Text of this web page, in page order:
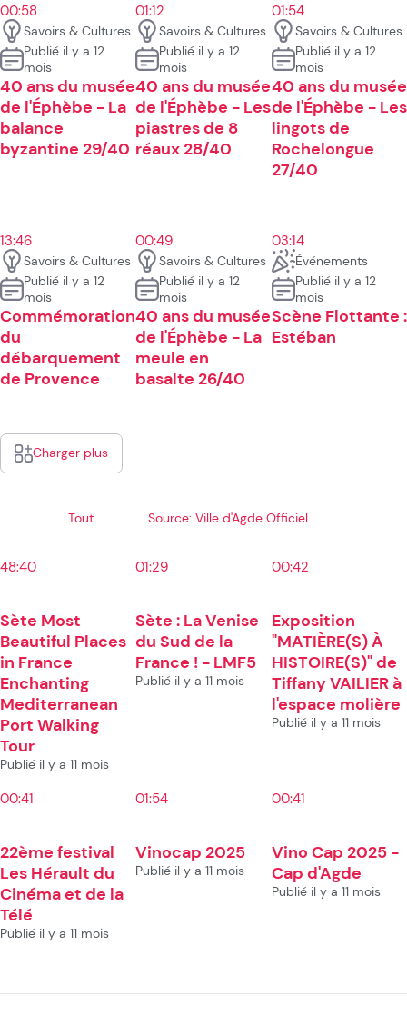
00:58
Savoirs & Cultures
Publié il y a 12
mois
40 ans du musée
de l'Éphèbe - La
balance
byzantine 29/40
01:12
Savoirs & Cultures
Publié il y a 12
mois
40 ans du musée
de l'Éphèbe - Les
piastres de 8
réaux 28/40
01:54
Savoirs & Cultures
Publié il y a 12
mois
40 ans du musée
de l'Éphèbe - Les
lingots de
Rochelongue
27/40
13:46
Savoirs & Cultures
Publié il y a 12
mois
Commémoration
du
débarquement
de Provence
00:49
Savoirs & Cultures
Publié il y a 12
mois
40 ans du musée
de l'Éphèbe - La
meule en
basalte 26/40
03:14
Événements
Publié il y a 12
mois
Scène Flottante :
Estéban
Charger plus
Tout Source: Ville d'Agde Officiel
48:40
Sète Most
Beautiful Places
in France
Enchanting
Mediterranean
Port Walking
Tour
Publié il y a 11 mois
01:29
Sète : La Venise
du Sud de la
France ! - LMF5
Publié il y a 11 mois
00:42
Exposition
"MATIÈRE(S) À
HISTOIRE(S)" de
Tiffany VAILIER à
l'espace molière
Publié il y a 11 mois
00:41
22ème festival
Les Hérault du
Cinéma et de la
Télé
Publié il y a 11 mois
01:54
Vinocap 2025
Publié il y a 11 mois
00:41
Vino Cap 2025 -
Cap d'Agde
Publié il y a 11 mois